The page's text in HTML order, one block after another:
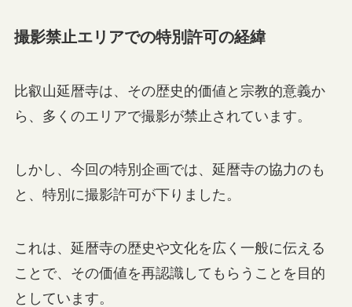
撮影禁止エリアでの特別許可の経緯
比叡山延暦寺は、その歴史的価値と宗教的意義か
ら、多くのエリアで撮影が禁止されています。
しかし、今回の特別企画では、延暦寺の協力のも
と、特別に撮影許可が下りました。
これは、延暦寺の歴史や文化を広く一般に伝える
ことで、その価値を再認識してもらうことを目的
としています。